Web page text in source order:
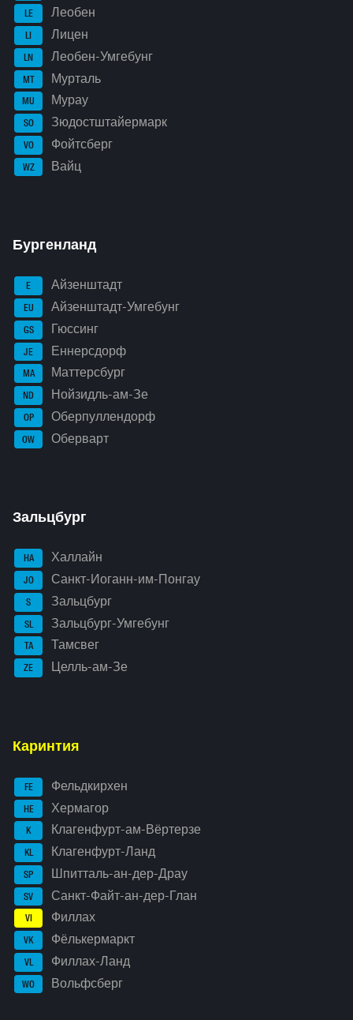
LE Леобен
LI Лицен
LN Леобен-Умгебунг
MT Мурталь
MU Мурау
SO Зюдостштайермарк
VO Фойтсберг
WZ Вайц
Бургенланд
E Айзенштадт
EU Айзенштадт-Умгебунг
GS Гюссинг
JE Еннерсдорф
MA Маттерсбург
ND Нойзидль-ам-Зе
OP Оберпуллендорф
OW Оберварт
Зальцбург
HA Халлайн
JO Санкт-Иоганн-им-Понгау
S Зальцбург
SL Зальцбург-Умгебунг
TA Тамсвег
ZE Целль-ам-Зе
Каринтия
FE Фельдкирхен
HE Хермагор
K Клагенфурт-ам-Вёртерзе
KL Клагенфурт-Ланд
SP Шпитталь-ан-дер-Драу
SV Санкт-Файт-ан-дер-Глан
VI Филлах
VK Фёлькермаркт
VL Филлах-Ланд
WO Вольфсберг